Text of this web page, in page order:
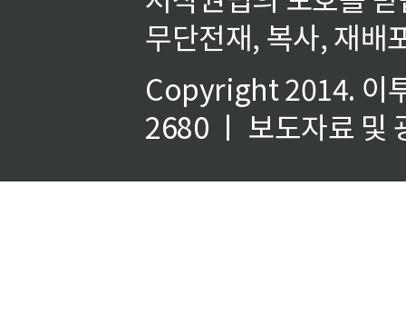
무단전재, 복사, 재배
Copyright 2014. 이
2680 ㅣ 보도자료